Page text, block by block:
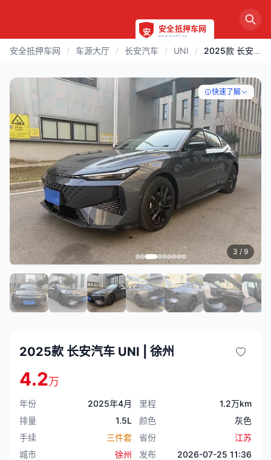
安全抵押车网 / 车源大厅 / 长安汽车 / UNI / 2025款 长安汽车 UNI | 徐州
快速了解
3 / 9
2025款 长安汽车 UNI | 徐州
4.2万
年份 2025年4月 里程
1.2万km
排量
1.5L 颜色
灰色
手续
三件套 省份
江苏
城市
徐州 发布 2026-07-25 11:36